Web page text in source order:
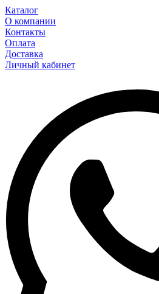
Каталог
О компании
Контакты
Оплата
Доставка
Личный кабинет